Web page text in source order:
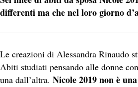
differenti ma che nel loro giorno
Le creazioni di Alessandra Rinaudo
Abiti studiati pensando alle donne
una dall’altra. Nicole 2019 non è